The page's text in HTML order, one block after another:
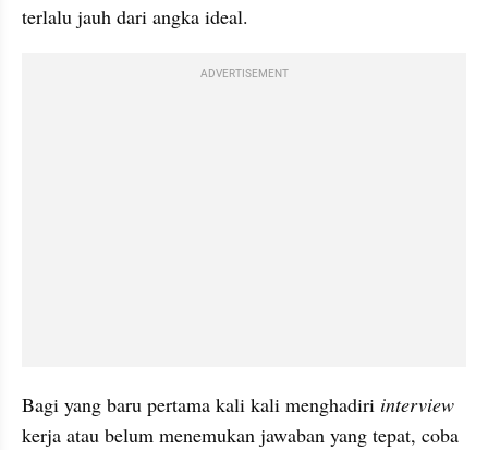
terlalu jauh dari angka ideal.
ADVERTISEMENT
Bagi yang baru pertama kali kali menghadiri
kerja atau belum menemukan jawaban yang tepat, coba